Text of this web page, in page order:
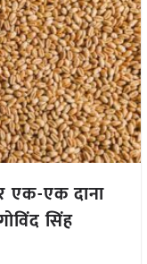
एक-एक दाना
सिंह